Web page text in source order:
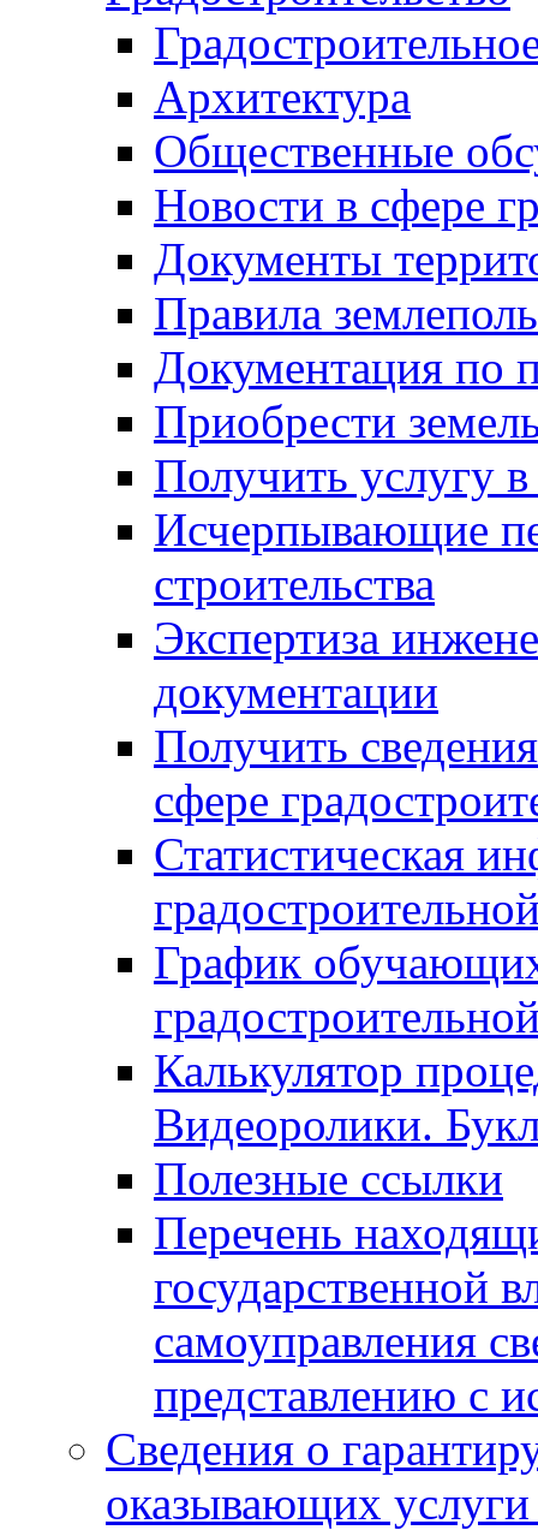
Архитектура
Общественные
Новости в сфере
Документы
Правила
Документация по
Приобрести
Получить услугу в
Исчерпывающие
строительства
Экспертиза
документации
Получить
сфере
Статистическая
График
Калькулятор
Видеоролики.
Полезные ссылки
Перечень
государственной
самоуправления
представлению с
Сведения о
оказывающих